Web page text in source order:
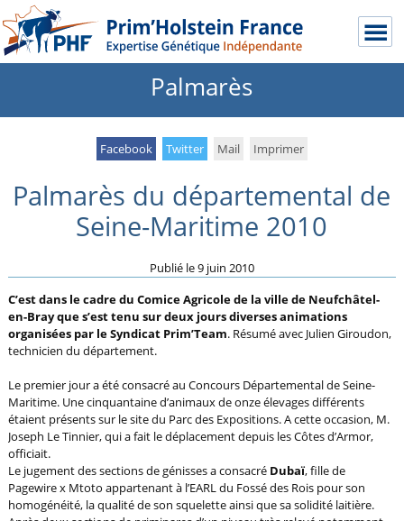
Palmarès
Facebook Twitter Mail Imprimer
Palmarès du départemental de
Seine-Maritime 2010
Publié le9 juin 2010
C’est dans le cadre du Comice Agricole de la ville de Neufchâtel-
en-Bray que s’est tenu sur deux jours diverses animations
organisées par le Syndicat Prim’Team. Résumé avec Julien Giroudon,
technicien du département.
Le premier jour a été consacré au Concours Départemental de Seine-
Maritime. Une cinquantaine d’animaux de onze élevages différents
étaient présents sur le site du Parc des Expositions. A cette occasion, M.
Joseph Le Tinnier, qui a fait le déplacement depuis les Côtes d’Armor,
officiait.
Le jugement des sections de génisses a consacré Dubaï, fille de
Pagewire x Mtoto appartenant à l’EARL du Fossé des Rois pour son
homogénéité, la qualité de son squelette ainsi que sa solidité laitière.